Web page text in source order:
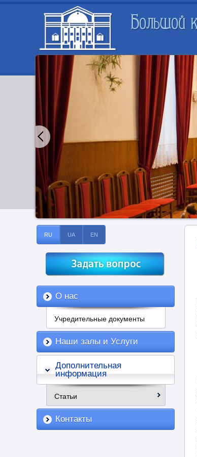
RU UA EN
О нас
Учредительные документы
Наши залы и Услуги
Дополнительная
информация
Статьи
Контакты